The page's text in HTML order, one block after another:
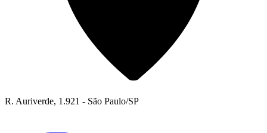
R. Auriverde, 1.921 - São Paulo/SP